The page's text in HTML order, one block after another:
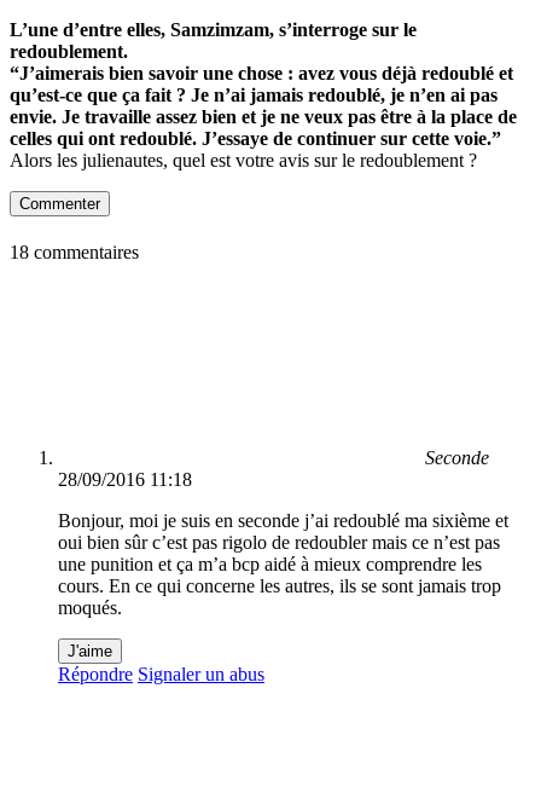
L’une d’entre elles, Samzimzam, s’interroge sur le
redoublement.
“J’aimerais bien savoir une chose : avez vous déjà redoublé et
qu’est-ce que ça fait ? Je n’ai jamais redoublé, je n’en ai pas
envie. Je travaille assez bien et je ne veux pas être à la place de
celles qui ont redoublé. J’essaye de continuer sur cette voie.”
Alors les julienautes, quel est votre avis sur le redoublement ?
Commenter
18 commentaires
Seconde
28/09/2016 11:18
Bonjour, moi je suis en seconde j’ai redoublé ma sixième et
oui bien sûr c’est pas rigolo de redoubler mais ce n’est pas
une punition et ça m’a bcp aidé à mieux comprendre les
cours. En ce qui concerne les autres, ils se sont jamais trop
moqués.
J'aime
Répondre Signaler un abus